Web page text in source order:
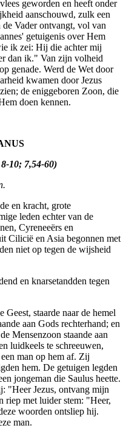
geworden en heeft onder
aanschouwd, zulk een
Vader ontvangt, vol van
getuigenis over Hem
ik zei: Hij die achter mij
dan ik." Van zijn volheid
genade. Werd de Wet door
kwamen door Jezus
de eniggebo­ren Zoon, die
doen kennen.
7,54-60)
en kracht, grote
leden echter van de
Cyreneeërs en
Cilicië en Asia begonnen met
niet op tegen de wijsheid
en knarsetandden tegen
staarde naar de hemel
aan Gods rechterhand; en
Mensenzoon staande aan
luidkeels te schreeuwen,
man op hem af. Zij
hem. De getuigen legden
jongeman die Saulus heette.
"Heer Jezus, ontvang mijn
riep met luider stem: "Heer,
woorden ontsliep hij.
man.